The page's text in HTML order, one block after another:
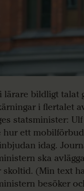
lärare bildligt talat
i flertalet
statsminister:
hur ett
idag.
ska
skoltid. (Min text
besöker